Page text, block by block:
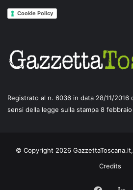
Cookie Policy
Registrato al n. 6036 in data 28/11/2016
sensi della legge sulla stampa 8 febbraio
© Copyright 2026
Credits